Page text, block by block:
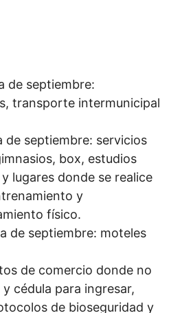
de septiembre:
transporte intermunicipal
de septiembre: servicios
box, estudios
lugares donde se realice
y
físico.
de septiembre: moteles
de comercio donde no
cédula para ingresar,
de bioseguridad y